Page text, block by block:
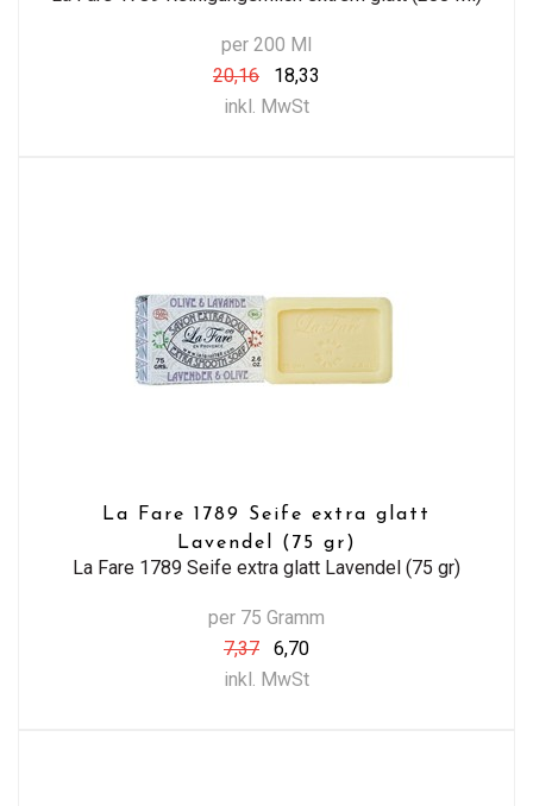
per 200 Ml
20,16
18,33
inkl. MwSt
La Fare 1789 Seife extra glatt
Lavendel (75 gr)
La Fare 1789 Seife extra glatt Lavendel (75 gr)
per 75 Gramm
7,37
6,70
inkl. MwSt